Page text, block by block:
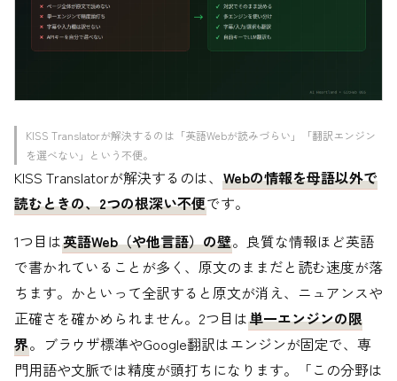
KISS Translatorが解決するのは「英語Webが読みづらい」「翻訳エンジン
を選べない」という不便。
KISS Translatorが解決するのは、 Webの情報を母語以外で
読むときの、2つの根深い不便です。
1つ目は英語Web（や他言語）の壁。良質な情報ほど英語
で書かれていることが多く、原文のままだと読む速度が落
ちます。かといって全訳すると原文が消え、ニュアンスや
正確さを確かめられません。2つ目は単一エンジンの限
界。ブラウザ標準やGoogle翻訳はエンジンが固定で、専
門用語や文脈では精度が頭打ちになります。「この分野は